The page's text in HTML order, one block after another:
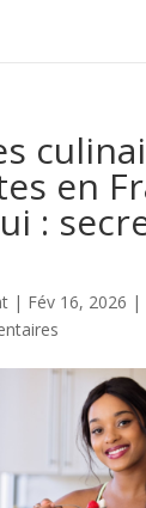
en
:
| Fév 16, 2026 |